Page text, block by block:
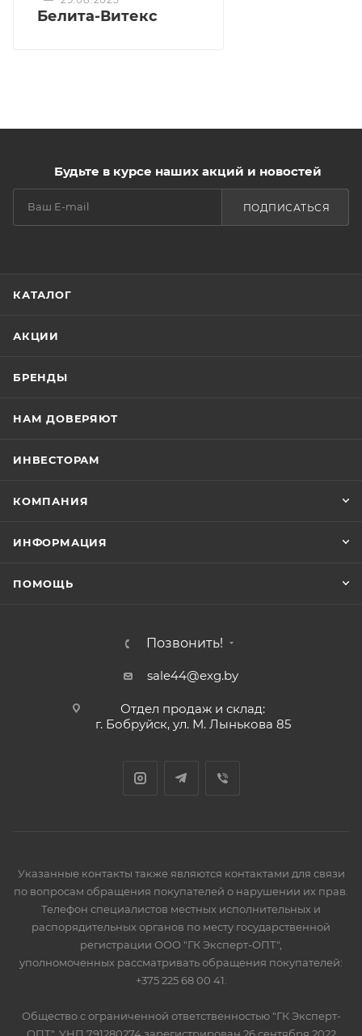
Белита-Витекс
Будьте в курсе наших акций и новостей
ПОДПИСАТЬСЯ
КАТАЛОГ
АКЦИИ
БРЕНДЫ
НАМ ДОВЕРЯЮТ
ИНВЕСТОРАМ
КОМПАНИЯ
ИНФОРМАЦИЯ
ПОМОЩЬ
Позвонить!
sale44@exg.by
Отдел продаж и склад:
г. Бобруйск, ул. М. Лынькова 85
Указанные контакты также являются контактами для связи
по вопросам обращения покупателей о нарушении их прав.
Телефон специалистов местных исполнительных и
распорядительных органов по месту государственной
регистрации ООО "ГК Эксперт-ОПТ",
уполномоченных рассматривать обращения покупателей:
+375 225 68 00 41.
Общество с ограниченной ответственностью "ГК Эксперт-